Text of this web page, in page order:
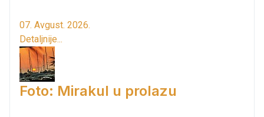
07. Avgust. 2026.
Detaljnije...
Foto: Mirakul u prolazu